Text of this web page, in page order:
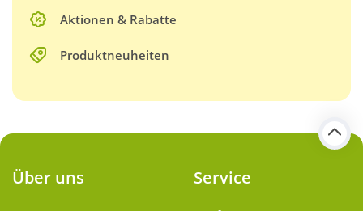
Aktionen & Rabatte
Produktneuheiten
Über uns Service